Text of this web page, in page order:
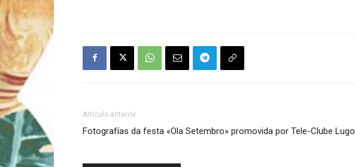
Artículo anterior
Fotografías da festa «Ola Setembro» promovida por Tele-Clube Lugo